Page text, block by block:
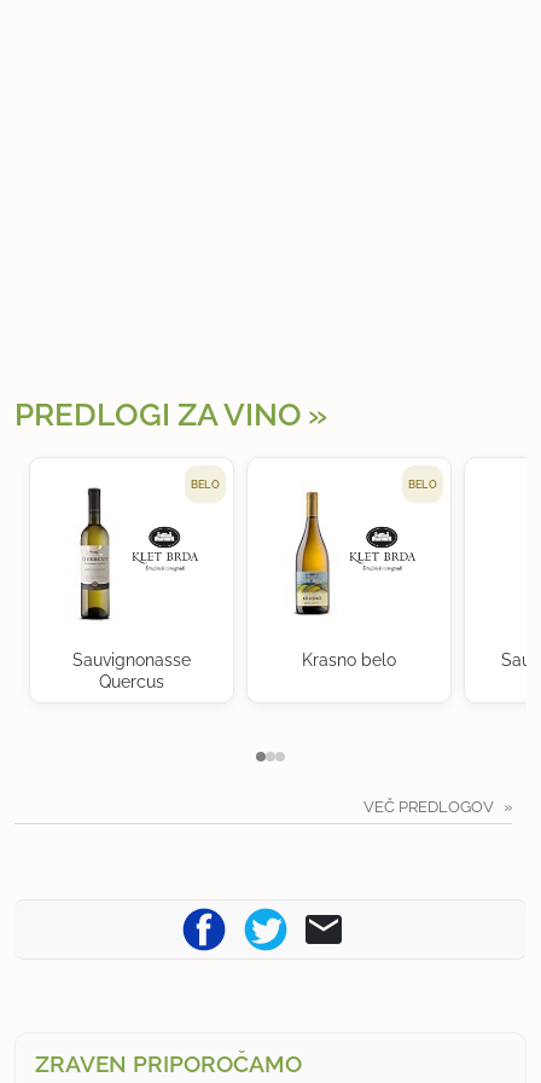
PREDLOGI ZA VINO
BELO
Sauvignonasse
Quercus
BELO
Krasno belo
VEČ PREDLOGOV
ZRAVEN PRIPOROČAMO